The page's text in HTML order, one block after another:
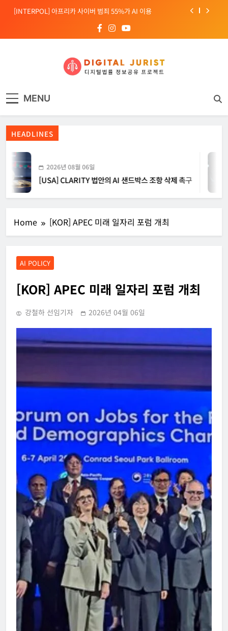
Skip[INTERPOL] 아프리카 사이버 범죄 55%가 AI 이용
[소청백의 노동&사람] 삼성SDS 노동조합 설립을 바라보며
[USA] CLARITY 법안의 AI 샌드박스 조항 삭제 촉구
[INTERPOL] 아프리카 사이버 범죄 55%가 AI 이용
[소청백의 노동&사람] 삼성SDS 노동조합 설립을 바라보며
MENU
HEADLINES
2026년 08월 06일
[USA] CLARITY 법안의 AI 샌드박스 조항 삭제 촉구
Home [KOR] APEC 미래 일자리 포럼 개최
AI POLICY
[KOR] APEC 미래 일자리 포럼 개최
강철하 선임기자 2026년 04월 06일